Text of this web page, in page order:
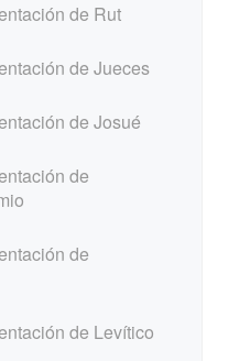
de Rut
de Jueces
de Josué
de
de
de Levítico